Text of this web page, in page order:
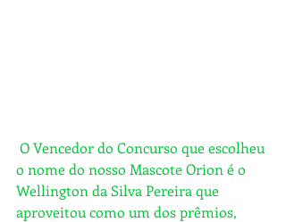
o nome do nosso Mascote Orion é o
Wellington da Silva Pereira que
aproveitou como um dos prêmios,